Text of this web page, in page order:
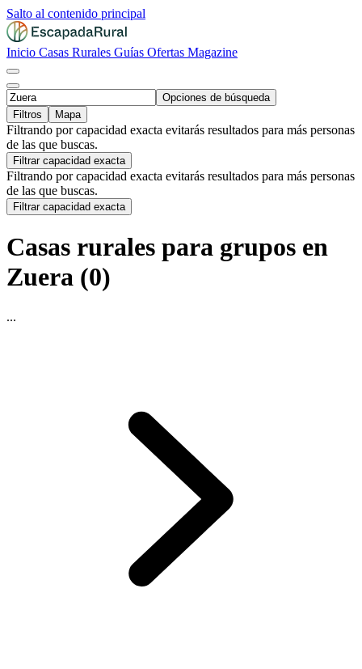
Salto al contenido principal
Inicio Casas Rurales Guías Ofertas Magazine
Opciones de búsqueda
Filtros
Mapa
Filtrando por capacidad exacta evitarás resultados para más personas
de las que buscas.
Filtrar capacidad exacta
Filtrando por capacidad exacta evitarás resultados para más personas
de las que buscas.
Filtrar capacidad exacta
Casas rurales para grupos en
Zuera (0)
...